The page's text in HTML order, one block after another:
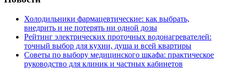
Холодильники фармацевтические: как выбрать,
внедрить и не потерять ни одной дозы
Рейтинг электрических проточных водонагревателей:
точный выбор для кухни, душа и всей квартиры
Советы по выбору медицинского шкафа: практическое
руководство для клиник и частных кабинетов